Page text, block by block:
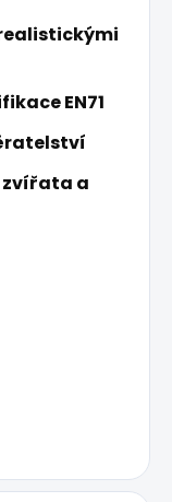
EN71
zvířata a